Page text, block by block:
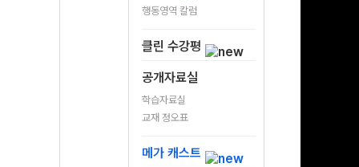
행동영역 칼럼
클린 수강평
공개자료실
학습자료실
교재 정오표
메가 캐스트